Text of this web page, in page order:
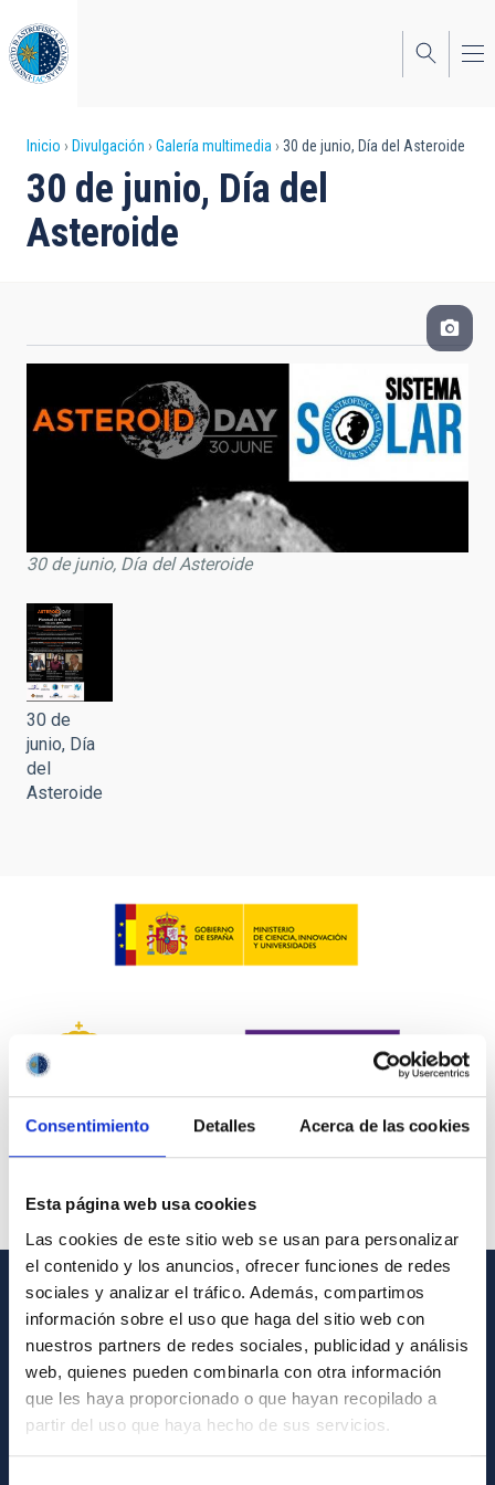
Consentimiento Detalles Acerca de las cookies
Esta página web usa cookies
Las cookies de este sitio web se usan para personalizar
el contenido y los anuncios, ofrecer funciones de redes
sociales y analizar el tráfico. Además, compartimos
información sobre el uso que haga del sitio web con
nuestros partners de redes sociales, publicidad y análisis
web, quienes pueden combinarla con otra información
que les haya proporcionado o que hayan recopilado a
partir del uso que haya hecho de sus servicios.
al
contenido
principal
Sobrescribir
enlaces
de
la
navegación
Inicio Divulgación Galería multimedia 30 de junio, Día del Asteroide
30 de junio, Día del
Asteroide
30 de junio, Día del Asteroide
30 de
junio, Día
del
Asteroide
INFORMACIÓN GENERAL
Contacto
Cómo llegar al IAC
Directorio de personal